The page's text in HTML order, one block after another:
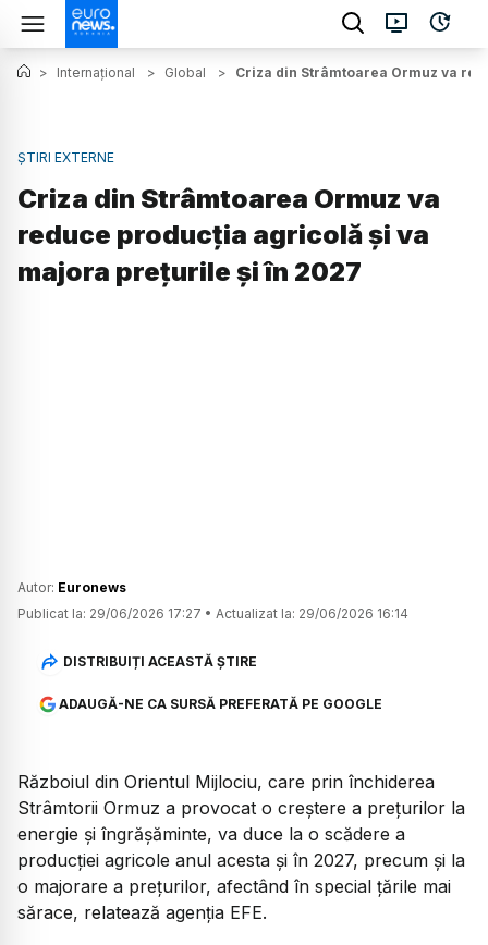
> Internațional > Global > Criza din Strâmtoarea Ormuz va
ȘTIRI EXTERNE
Criza din Strâmtoarea Ormuz va
reduce producția agricolă și va
majora prețurile și în 2027
Autor: Euronews
Publicat la: 29/06/2026 17:27 • Actualizat la: 29/06/2026 16:14
DISTRIBUIȚI ACEASTĂ ȘTIRE
ADAUGĂ-NE CA SURSĂ PREFERATĂ PE GOOGLE
Războiul din Orientul Mijlociu, care prin închiderea
Strâmtorii Ormuz a provocat o creștere a prețurilor la
energie și îngrășăminte, va duce la o scădere a
producției agricole anul acesta și în 2027, precum și la
o majorare a prețurilor, afectând în special țările mai
sărace, relatează agenția EFE.